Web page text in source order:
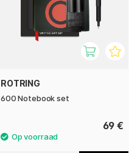
ROTRING
600 Notebook set
69 €